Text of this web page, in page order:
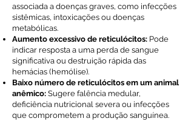
associada a doenças graves, como infecções
sistêmicas, intoxicações ou doenças
metabólicas.
Aumento excessivo de reticulócitos: Pode
indicar resposta a uma perda de sangue
significativa ou destruição rápida das
hemácias (hemólise).
Baixo número de reticulócitos em um animal
anêmico: Sugere falência medular,
deficiência nutricional severa ou infecções
que comprometem a produção sanguínea.